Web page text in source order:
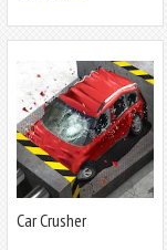
Car Crusher